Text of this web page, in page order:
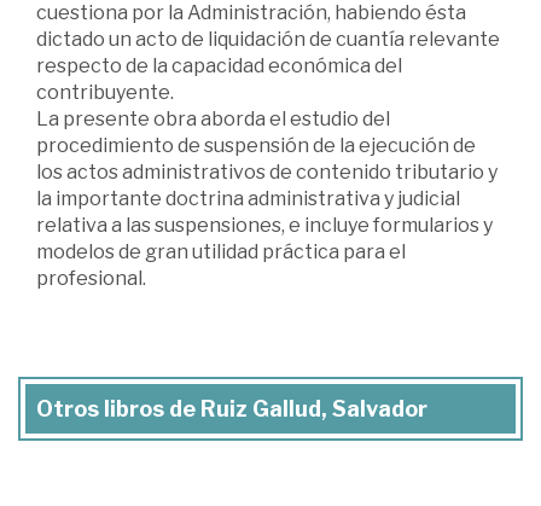
cuestiona por la Administración, habiendo ésta
dictado un acto de liquidación de cuantía relevante
respecto de la capacidad económica del
contribuyente.
La presente obra aborda el estudio del
procedimiento de suspensión de la ejecución de
los actos administrativos de contenido tributario y
la importante doctrina administrativa y judicial
relativa a las suspensiones, e incluye formularios y
modelos de gran utilidad práctica para el
profesional.
Otros libros de Ruiz Gallud, Salvador